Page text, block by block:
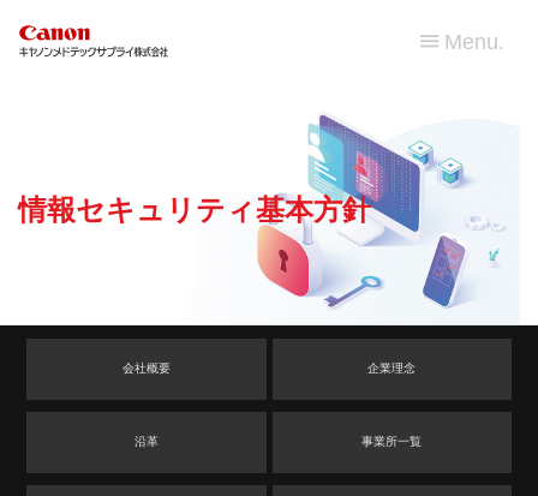
Menu.
情報セキュリティ基本方針
会社概要 企業理念
沿革 事業所一覧